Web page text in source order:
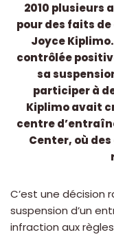
2010 plusieurs
pour des faits
Joyce
contrôlée
sa
participer à
Kiplimo avait
centre
Center, où
C’est une décision
suspension d’un
infraction aux